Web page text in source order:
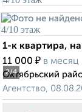
2/4
1-к квартира,
11 000 ₽ в месяц
Октябрьский
Агентство,